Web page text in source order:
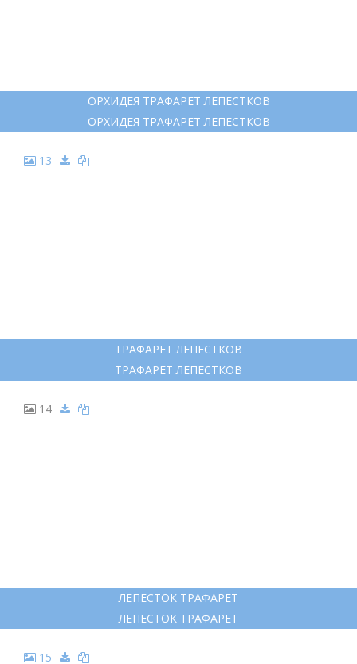
ОРХИДЕЯ ТРАФАРЕТ ЛЕПЕСТКОВ
ОРХИДЕЯ ТРАФАРЕТ ЛЕПЕСТКОВ
13
ТРАФАРЕТ ЛЕПЕСТКОВ
ТРАФАРЕТ ЛЕПЕСТКОВ
14
ЛЕПЕСТОК ТРАФАРЕТ
ЛЕПЕСТОК ТРАФАРЕТ
15